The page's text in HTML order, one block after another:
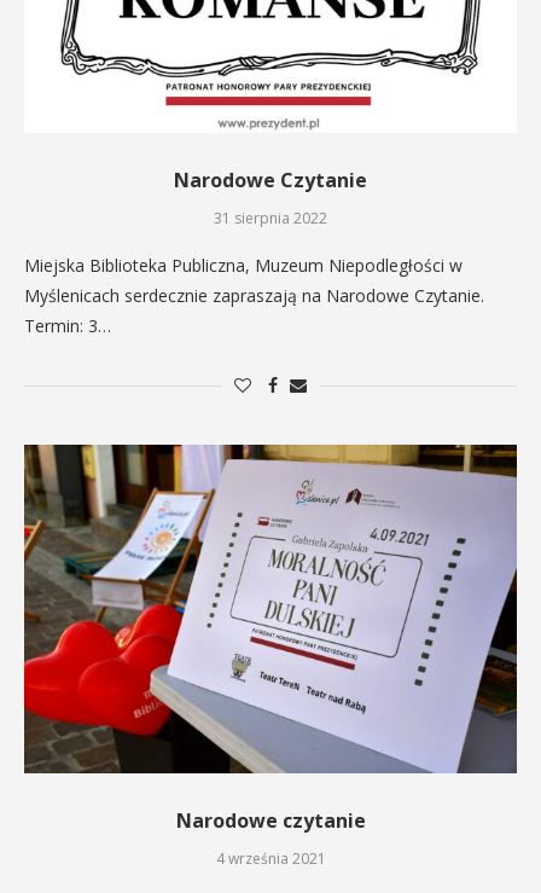
Narodowe Czytanie
31 sierpnia 2022
Miejska Biblioteka Publiczna, Muzeum Niepodległości w
Myślenicach serdecznie zapraszają na Narodowe Czytanie.
Termin: 3…
Narodowe czytanie
4 września 2021